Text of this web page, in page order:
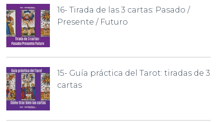
16- Tirada de las 3 cartas: Pasado /
Presente / Futuro
15- Guía práctica del Tarot: tiradas de 3
cartas